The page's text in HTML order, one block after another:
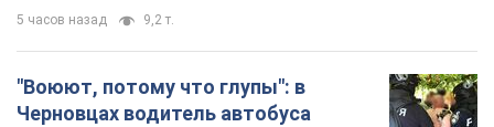
5 часов назад 9,2 т.
"Воюют, потому что глупы": в
Черновцах водитель автобуса